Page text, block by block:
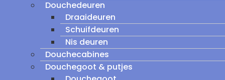
Douchedeuren
Draaideuren
Schuifdeuren
Nis deuren
Douchecabines
Douchegoot & putjes